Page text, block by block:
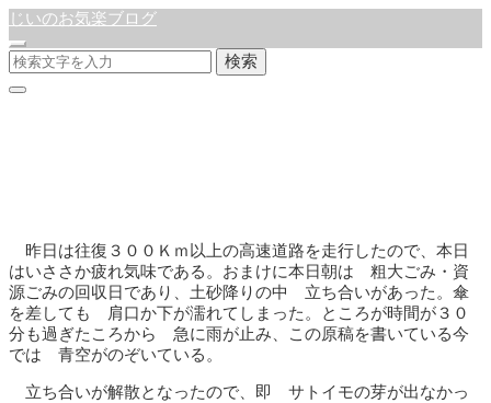
じいのお気楽ブログ
検索
昨日は往復３００Ｋｍ以上の高速道路を走行したので、本日
はいささか疲れ気味である。おまけに本日朝は 粗大ごみ・資
源ごみの回収日であり、土砂降りの中 立ち合いがあった。傘
を差しても 肩口か下が濡れてしまった。ところが時間が３０
分も過ぎたころから 急に雨が止み、この原稿を書いている今
では 青空がのぞいている。
立ち合いが解散となったので、即 サトイモの芽が出なかっ